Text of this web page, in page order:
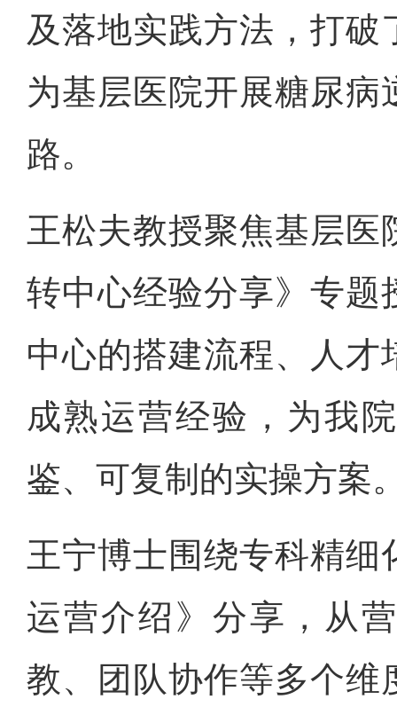
及落地实践方法，打
为基层医院开展糖尿
路。
王松夫教授聚焦基层
转中心经验分享》专题
中心的搭建流程、人
成熟运营经验，为我
鉴、可复制的实操方案
王宁博士围绕专科精
运营介绍》分享，从
教、团队协作等多个维